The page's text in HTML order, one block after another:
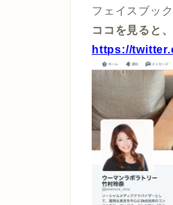
フェイスブッ
ココを見ると
https://